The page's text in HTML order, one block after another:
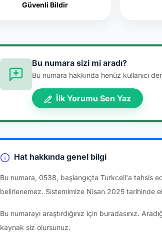
Güvenli Bildir
Bu numara sizi mi aradı?
Bu numara hakkında henüz kullanıcı
İlk Yorumu Sen Yaz
Hat hakkında genel bilgi
Bu numara, 0538, başlangıçta Turkcell'a tahsis
belirlenemez. Sistemimize Nisan 2025 tarihinde
Bu numarayı araştırdığınız için buradasınız.
kaynak siz olursunuz.